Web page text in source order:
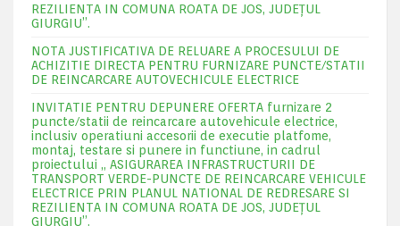
REZILIENTA IN COMUNA ROATA DE JOS, JUDEŢUL
GIURGIU”.
NOTA JUSTIFICATIVA DE RELUARE A PROCESULUI DE
ACHIZITIE DIRECTA PENTRU FURNIZARE PUNCTE/STATII
DE REINCARCARE AUTOVECHICULE ELECTRICE
INVITATIE PENTRU DEPUNERE OFERTA furnizare 2
puncte/statii de reincarcare autovehicule electrice,
inclusiv operatiuni accesorii de executie platfome,
montaj, testare si punere in functiune, in cadrul
proiectului „ ASIGURAREA INFRASTRUCTURII DE
TRANSPORT VERDE-PUNCTE DE REINCARCARE VEHICULE
ELECTRICE PRIN PLANUL NATIONAL DE REDRESARE SI
REZILIENTA IN COMUNA ROATA DE JOS, JUDEŢUL
GIURGIU”.